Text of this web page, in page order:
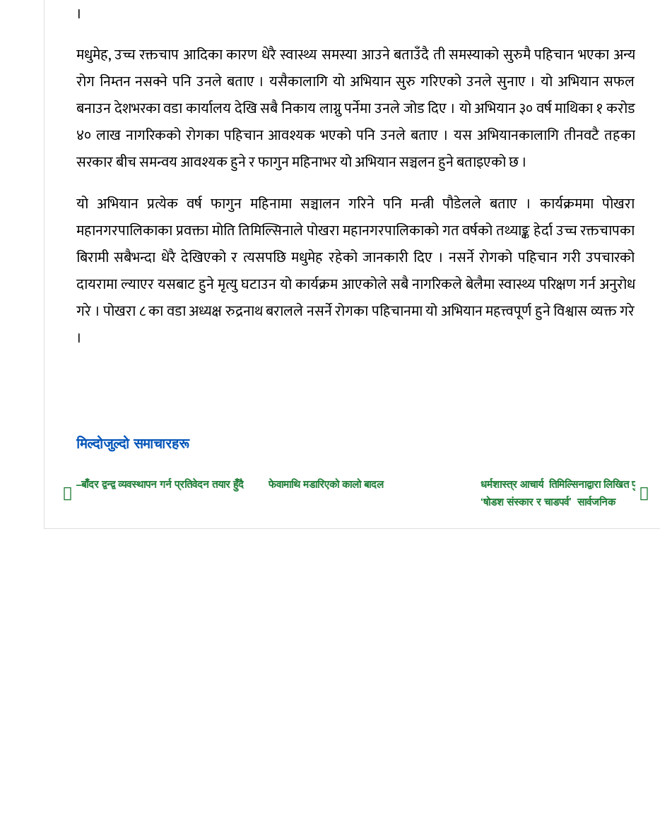
।
मधुमेह, उच्च रक्तचाप आदिका कारण धेरै स्वास्थ्य समस्या आउने बताउँदै ती समस्याको सुरुमै पहिचान भएका अन्य
रोग निम्तन नसक्ने पनि उनले बताए । यसैकालागि यो अभियान सुरु गरिएको उनले सुनाए । यो अभियान सफल
बनाउन देशभरका वडा कार्यालय देखि सबै निकाय लाग्नु पर्नेमा उनले जोड दिए । यो अभियान ३० वर्ष माथिका १ करोड
४० लाख नागरिकको रोगका पहिचान आवश्यक भएको पनि उनले बताए । यस अभियानकालागि तीनवटै तहका
सरकार बीच समन्वय आवश्यक हुने र फागुन महिनाभर यो अभियान सञ्चलन हुने बताइएको छ ।
यो अभियान प्रत्येक वर्ष फागुन महिनामा सञ्चालन गरिने पनि मन्त्री पौडेलले बताए । कार्यक्रममा पोखरा
महानगरपालिकाका प्रवक्ता मोति तिमिल्सिनाले पोखरा महानगरपालिकाको गत वर्षको तथ्याङ्क हेर्दा उच्च रक्तचापका
बिरामी सबैभन्दा धेरै देखिएको र त्यसपछि मधुमेह रहेको जानकारी दिए । नसर्ने रोगको पहिचान गरी उपचारको
दायरामा ल्याएर यसबाट हुने मृत्यु घटाउन यो कार्यक्रम आएकोले सबै नागरिकले बेलैमा स्वास्थ्य परिक्षण गर्न अनुरोध
गरे । पोखरा ८ का वडा अध्यक्ष रुद्रनाथ बरालले नसर्ने रोगका पहिचानमा यो अभियान महत्त्वपूर्ण हुने विश्वास व्यक्त गरे
।
मिल्दोजुल्दो समाचारहरू
मानव–बाँदर द्वन्द्व व्यवस्थापन गर्न प्रतिवेदन तयार हुँदै फेवामाथि मडारिएको कालो बादल
धर्मशास्त्र आचार्य तिमिल्सिनाद्वारा लिखित पुस्तक
‘षोडश संस्कार र चाडपर्व’ सार्वजनिक